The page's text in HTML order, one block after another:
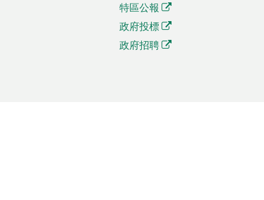
特區公報
政府投標
政府招聘